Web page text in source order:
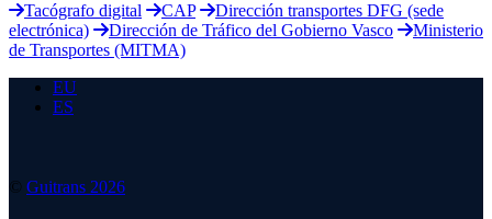
Tacógrafo digital CAP
Dirección transportes DFG (sede
electrónica)
Dirección de Tráfico del Gobierno Vasco
Ministerio
de Transportes (MITMA)
EU
ES
© Guitrans 2026